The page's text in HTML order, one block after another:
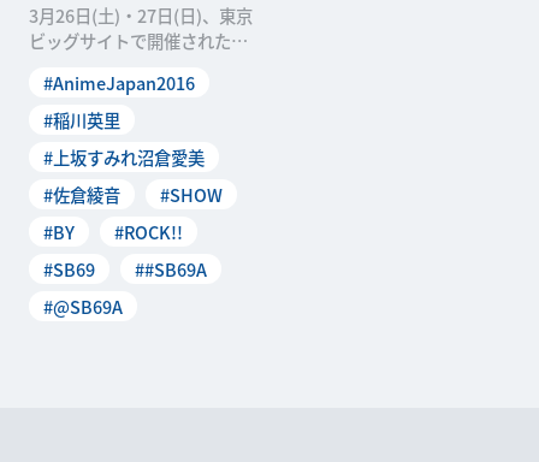
3月26日(土)・27日(日)、東京
ビッグサイトで開催された日
「AnimeJ
#AnimeJapan2016
#稲川英里
#上坂すみれ沼倉愛美
#佐倉綾音
#SHOW
#BY
#ROCK!!
#SB69
##SB69A
#@SB69A